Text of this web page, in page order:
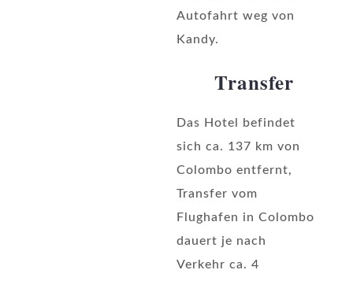
Autofahrt weg von
Kandy.
Transfer
Das Hotel befindet
sich ca. 137 km von
Colombo entfernt,
Transfer vom
Flughafen in Colombo
dauert je nach
Verkehr ca. 4